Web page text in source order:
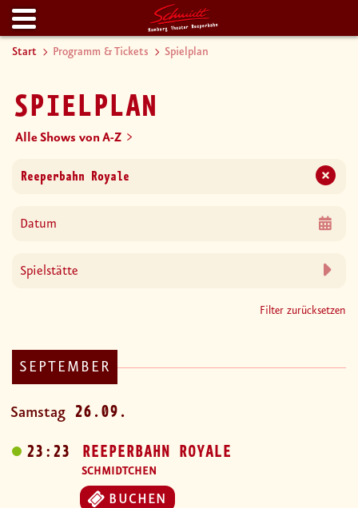
Start Programm & Tickets Spielplan
SPIELPLAN
Alle Shows von A-Z
Filter zurücksetzen
SEPTEMBER
Samstag 26.09.
23:23 REEPERBAHN ROYALE
SCHMIDTCHEN
BUCHEN